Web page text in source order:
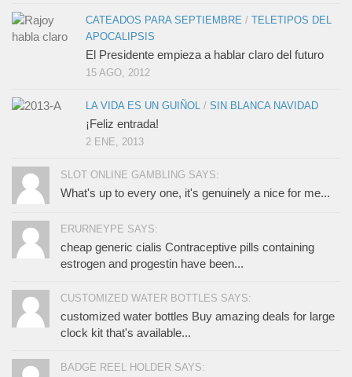
CATEADOS PARA SEPTIEMBRE / TELETIPOS DEL
APOCALIPSIS
El Presidente empieza a hablar claro del futuro
15 AGO, 2012
LA VIDA ES UN GUIÑOL / SIN BLANCA NAVIDAD
¡Feliz entrada!
2 ENE, 2013
SLOT ONLINE GAMBLING SAYS:
What's up to every one, it's genuinely a nice for me...
ERURNEYPE SAYS:
cheap generic cialis Contraceptive pills containing
estrogen and progestin have been...
CUSTOMIZED WATER BOTTLES SAYS:
customized water bottles Buy amazing deals for large
clock kit that's available...
BADGE REEL HOLDER SAYS: